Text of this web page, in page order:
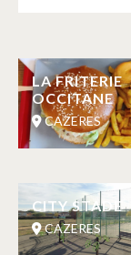
LA FRITERIE
OCCITANE
CAZERES
CITY STADE
CAZERES